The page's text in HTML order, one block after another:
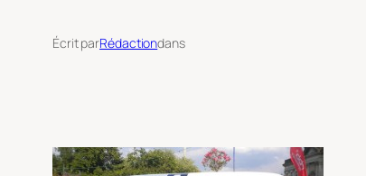
Écrit parRédactiondans